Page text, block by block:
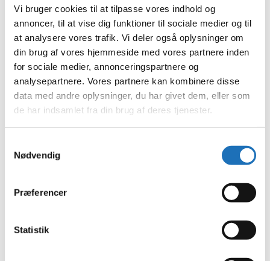
Vi bruger cookies til at tilpasse vores indhold og
annoncer, til at vise dig funktioner til sociale medier og til
at analysere vores trafik. Vi deler også oplysninger om
din brug af vores hjemmeside med vores partnere inden
for sociale medier, annonceringspartnere og
analysepartnere. Vores partnere kan kombinere disse
data med andre oplysninger, du har givet dem, eller som
de har indsamlet fra din brug af deres tjenester.
Nødvendig
Præferencer
Statistik
juni 2023
maj 2023
april 2023
februar 2023
januar 2023
december 2022
november 2022
oktober 2022
september 2022
august 2022
juli 2022
juni 2022
marts 2022
december 2021
september 2021
august 2021